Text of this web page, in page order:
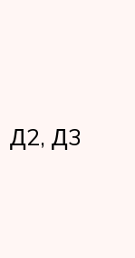
Д2, Д3